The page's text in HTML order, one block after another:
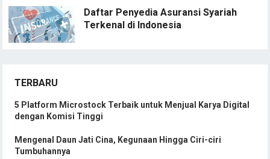
Daftar Penyedia Asuransi Syariah
Terkenal di Indonesia
TERBARU
5 Platform Microstock Terbaik untuk Menjual Karya Digital
dengan Komisi Tinggi
Mengenal Daun Jati Cina, Kegunaan Hingga Ciri-ciri
Tumbuhannya